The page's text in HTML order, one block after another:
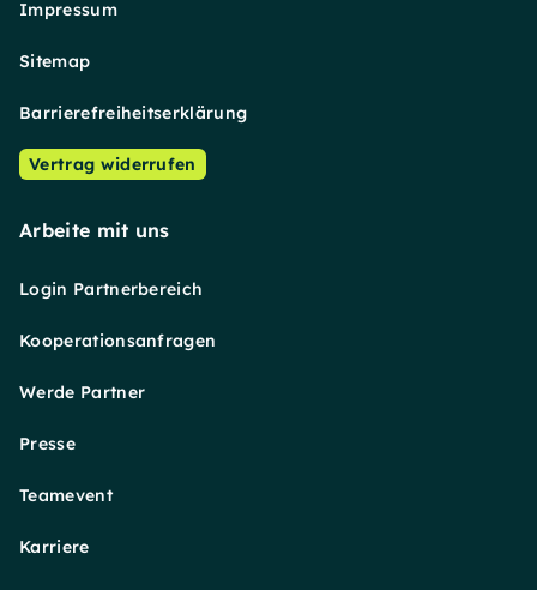
Impressum
Sitemap
Barrierefreiheitserklärung
Vertrag widerrufen
Arbeite mit uns
Login Partnerbereich
Kooperationsanfragen
Werde Partner
Presse
Teamevent
Karriere